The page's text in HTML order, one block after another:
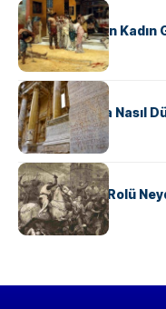
KÜLTÜR
Antik Roma’nın
KÜLTÜR
Antik Yunanca Nasıl
KÜLTÜR
Valdensler’in Rolü